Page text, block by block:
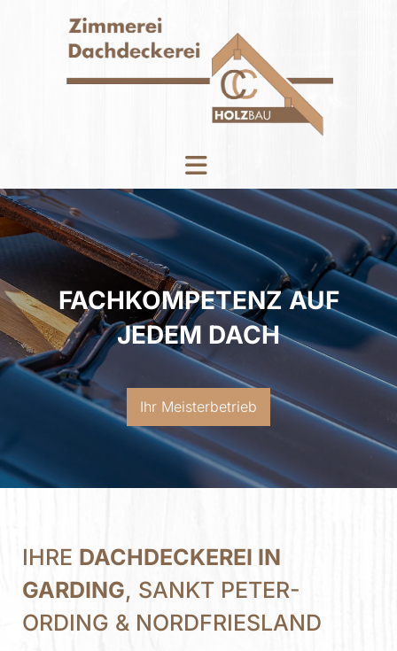
FACHKOMPETENZ AUF
JEDEM DACH
Ihr Meisterbetrieb
IHRE DACHDECKEREI IN
GARDING, SANKT PETER-
ORDING & NORDFRIESLAND